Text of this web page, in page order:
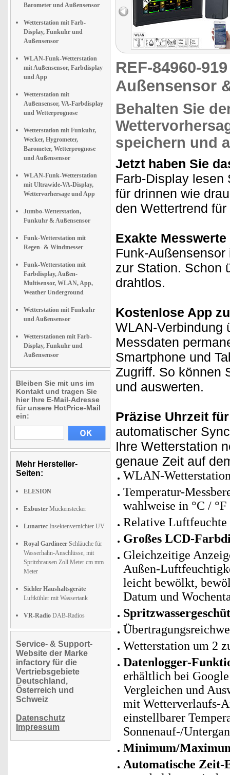
Barometer und Außensensor
Wetterstation mit Farb-
Display, Funkuhr und
Außensensor
WLAN-Funk-Wetterstation
mit Außensensor, Farbdisplay
und App
Wetterstation mit
Außensensor, VA-Farbdisplay
und Wetterprognose
Wetterstation mit Funkuhr,
Wecker, Hygrometer,
Barometer, Wetterprognose
und Außensensor
WLAN-Funk-Wetterstation
mit Ultrawide-VA-Display,
Wettervorhersage und App
Jumbo-Wetterstation,
Funkuhr & Außensensor
Funk-Wetterstation mit
Regen- & Windmesser
Funk-Wetterstation mit
Farbdisplay, Außen-
Multisensor, WLAN, App,
Weather Underground
Wetterstation mit Funkuhr
und Außensensor
Wetterstationen mit Farb-
Display, Funkuhr und
Außensensor
Bleiben Sie mit uns im
Kontakt und tragen Sie
hier Ihre E-Mail-Adresse
für unsere HotPrice-Mail
ein:
Mehr Hersteller-
Seiten:
ELESION
Exbuster Mückenstecker
Lunartec Insektenvernichter UV
Royal Gardineer Schläuche für
Wasserhahn-Anschlüsse, mit
Spritzbrausen Zoll Meter cm mm
Meter
Sichler Haushaltsgeräte
Luftkühler mit Wassertank
VR-Radio DAB-Radios
Service- & Support-
Website der Marke
infactory für die
Vertriebsgebiete
Deutschland,
Österreich und
Schweiz
Datenschutz
Impressum
REF-84960-
Außensensor
Behalten Sie
speichern und
Jetzt haben Sie
Farb-Display lesen
für drinnen wie
den Wettertrend
Exakte
Funk-
zur Station. Schon
drahtlos.
Kostenlose App
WLAN-Verbindung
Messdaten
Smartphone und
Zugriff. So können
und auswerten.
Präzise Uhrzeit
automatischer
Ihre Wetterstation
genaue Zeit auf
WLAN-
Temperatur-
wahlweise in °C / °F
Relative Luftfeuchte
Großes LCD-
Gleichzeitige
Außen-
leicht bewölkt,
Datum und
Wetterstation um 2
Datenlogger-
erhältlich bei
Vergleichen und
mit Wetterverlaufs-
einstellbarer
Sonnenauf-/
Minimum/
Automatische